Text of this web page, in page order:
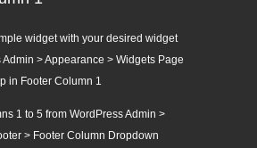
widget with your desired widget
Admin > Appearance > Widgets Page
in Footer Column 1
1 to 5 from WordPress Admin >
> Footer Column Dropdown